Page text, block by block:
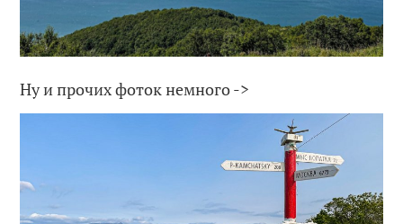
Ну и прочих фоток немного ->